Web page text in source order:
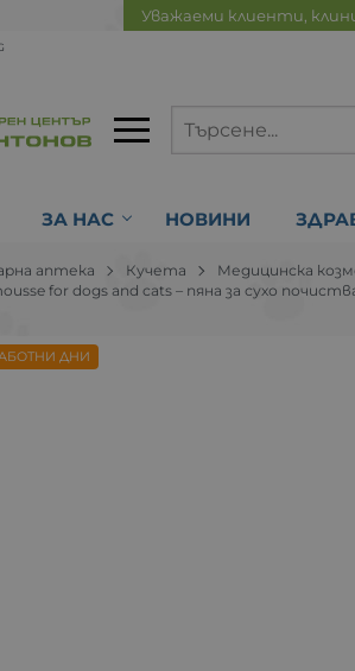
Уважаеми клиенти,
ЗА НАС НОВИНИ
аптека Кучета Медицинска
for dogs and cats – пяна за сухо
ДНИ